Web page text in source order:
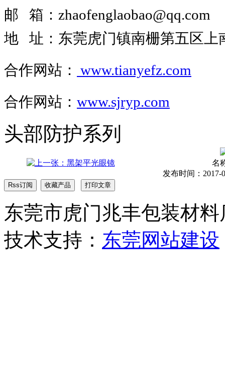
邮 箱 ： zhaofenglaobao@qq.com
地 址 ： 东莞虎门镇南栅第五区上
合作网站 ： www.tianyefz.com
合作网站： www.sjryp.com
头部防护系列
名
发布时间：2017-
东莞市虎门兆丰包装材
技术支持： 东莞网站建设